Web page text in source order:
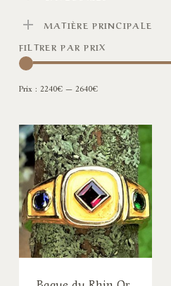
MATIÈRE PRINCIPALE
FILTRER PAR PRIX
Prix : 2240€—2640€